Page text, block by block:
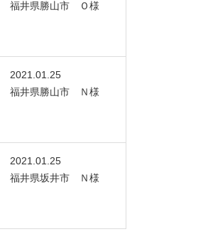
福井県勝山市 Ｏ様
2021.01.25
福井県勝山市 Ｎ様
2021.01.25
福井県坂井市 Ｎ様